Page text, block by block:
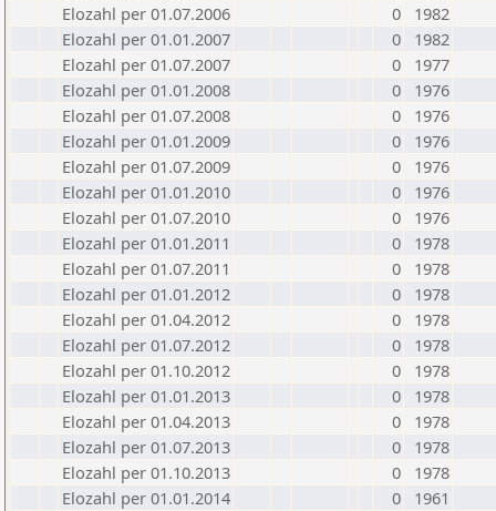
Elozahl per 01.07.2006
0
1982
Elozahl per 01.01.2007
0
1982
Elozahl per 01.07.2007
0
1977
Elozahl per 01.01.2008
0
1976
Elozahl per 01.07.2008
0
1976
Elozahl per 01.01.2009
0
1976
Elozahl per 01.07.2009
0
1976
Elozahl per 01.01.2010
0
1976
Elozahl per 01.07.2010
0
1976
Elozahl per 01.01.2011
0
1978
Elozahl per 01.07.2011
0
1978
Elozahl per 01.01.2012
0
1978
Elozahl per 01.04.2012
0
1978
Elozahl per 01.07.2012
0
1978
Elozahl per 01.10.2012
0
1978
Elozahl per 01.01.2013
0
1978
Elozahl per 01.04.2013
0
1978
Elozahl per 01.07.2013
0
1978
Elozahl per 01.10.2013
0
1978
Elozahl per 01.01.2014
0
1961